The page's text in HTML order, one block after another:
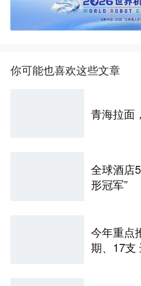
你可能也喜欢这些文章
青海拉面
全球酒店
形冠军”
今年重点